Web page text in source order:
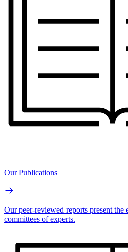
Our Publications
Our peer-reviewed reports present the
committees of experts.